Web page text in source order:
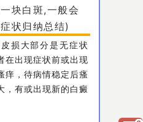
块白斑,一般会
状归纳总结)
损大部分是无症状
在出现症状前或出现
痒，待病情稳定后瘙
，有或出现新的白癜